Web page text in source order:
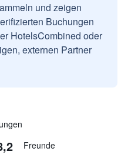
und zeigen
Buchungen
HotelsCombined oder
externen Partner
Freunde